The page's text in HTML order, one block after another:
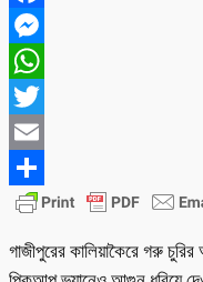
Facebook
Messenger
WhatsApp
Twitter
Email
Share
গাজীপুরের কালিয়াকৈরে গরু